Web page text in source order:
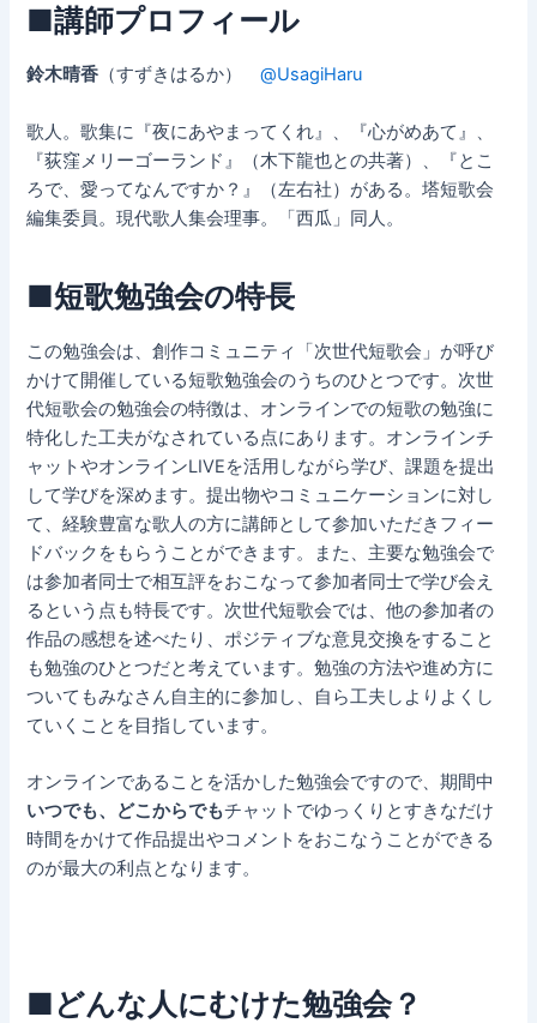
■講師プロフィール
鈴木晴香 （すずきはるか）@UsagiHaru
歌人。歌集に『夜にあやまってくれ』、『心がめあて』、
『荻窪メリーゴーランド』（木下龍也との共著）、『とこ
ろで、愛ってなんですか？』（左右社）がある。塔短歌会
編集委員。現代歌人集会理事。「西瓜」同人。
■短歌勉強会の特長
この勉強会は、創作コミュニティ「次世代短歌会」が呼び
かけて開催している短歌勉強会のうちのひとつです。次世
代短歌会の勉強会の特徴は、オンラインでの短歌の勉強に
特化した工夫がなされている点にあります。オンラインチ
ャットやオンラインLIVEを活用しながら学び、課題を提出
して学びを深めます。提出物やコミュニケーションに対し
て、経験豊富な歌人の方に講師として参加いただきフィー
ドバックをもらうことができます。また、主要な勉強会で
は参加者同士で相互評をおこなって参加者同士で学び会え
るという点も特長です。次世代短歌会では、他の参加者の
作品の感想を述べたり、ポジティブな意見交換をすること
も勉強のひとつだと考えています。勉強の方法や進め方に
ついてもみなさん自主的に参加し、自ら工夫しよりよくし
ていくことを目指しています。
オンラインであることを活かした勉強会ですので、期間中
いつでも、どこからでもチャットでゆっくりとすきなだけ
時間をかけて作品提出やコメントをおこなうことができる
のが最大の利点となります。
■どんな人にむけた勉強会？